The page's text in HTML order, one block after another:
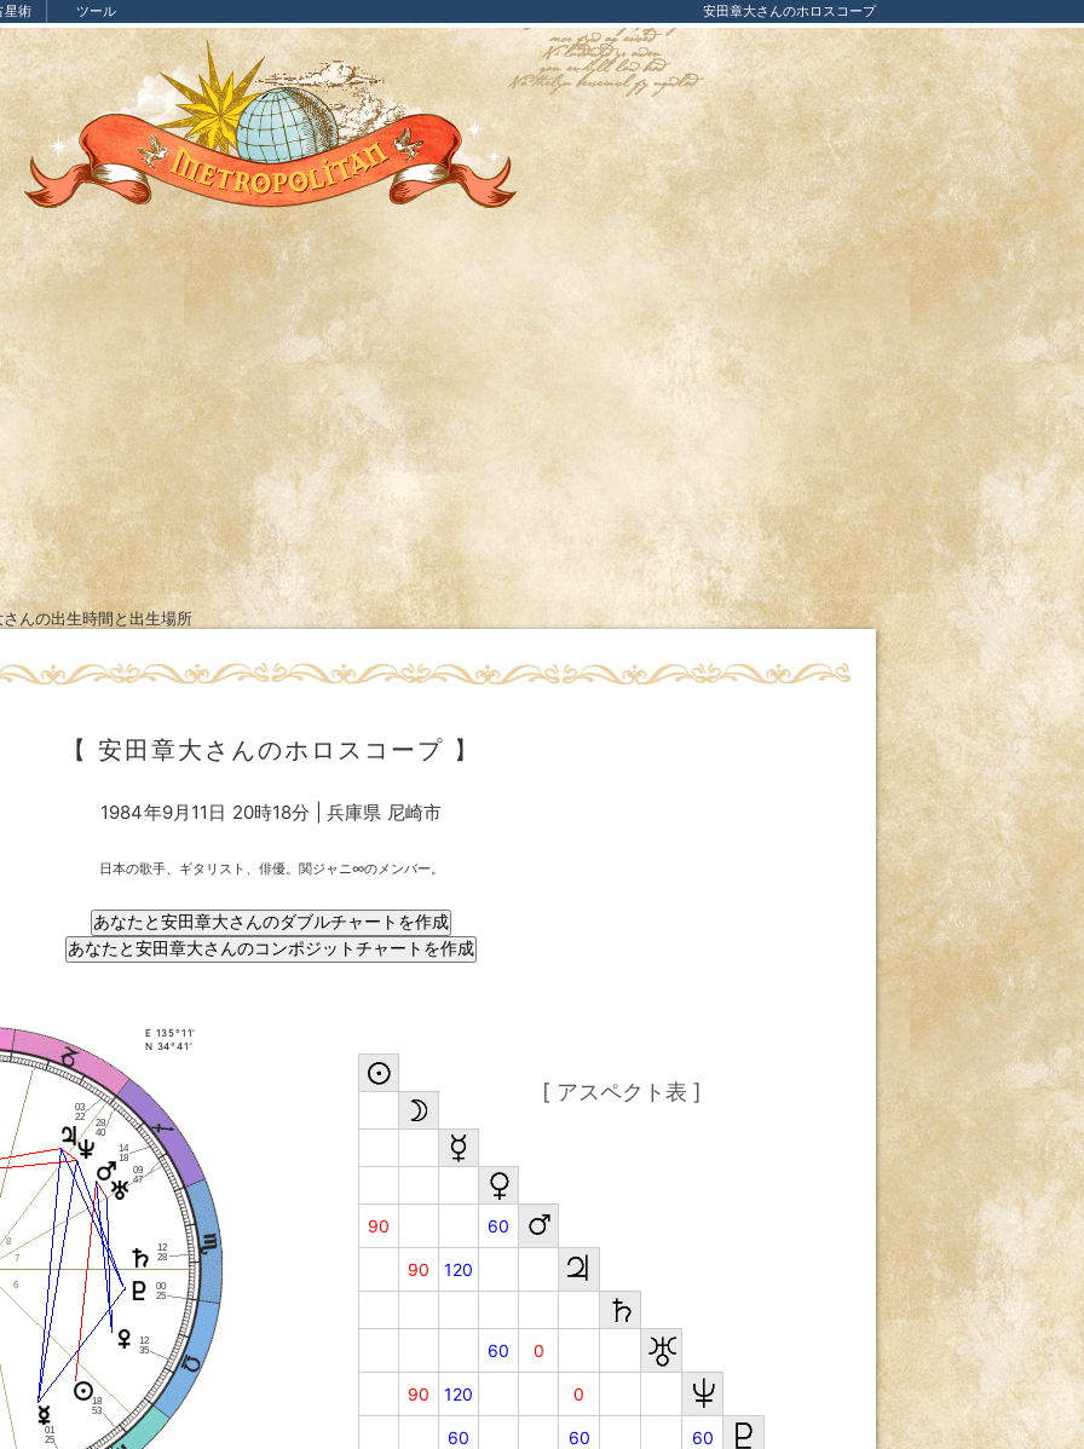
星術 ツール 安田章大さんのホロスコープ
んの出生時間と出生場所
【 安田章大さんのホロスコープ 】
1984年9月11日 20時18分 | 兵庫県 尼崎市
日本の歌手、ギタリスト、俳優。関ジャニ∞のメンバー。
E 135°11'
N 34°41'
6
7
8
18
53
01
25
12
35
14
18
03
22
12
28
09
47
28
40
00
25
[ アスペクト表 ]
90 60
90 120
60 0
90 120 0
60 60 60